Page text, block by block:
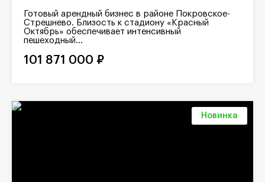
Готовый арендный бизнес в районе Покровское-
Стрешнево. Близость к стадиону «Красный
Октябрь» обеспечивает интенсивный
пешеходный...
101 871 000 ₽
Новинка